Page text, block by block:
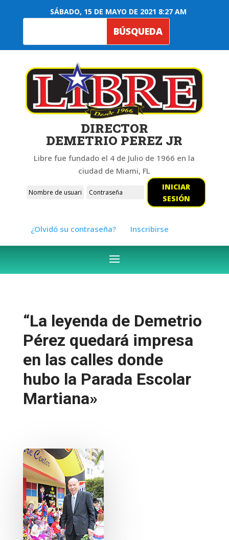
SÁBADO, 15 DE MAYO DE 2021 8:27 AM
DIRECTOR
DEMETRIO PEREZ JR
Libre fue fundado el 4 de Julio de 1966 en la
ciudad de Miami, FL
INICIAR
SESIÓN
¿Olvidó su contraseña? Inscribirse
“La leyenda de Demetrio
Pérez quedará impresa
en las calles donde
hubo la Parada Escolar
Martiana»